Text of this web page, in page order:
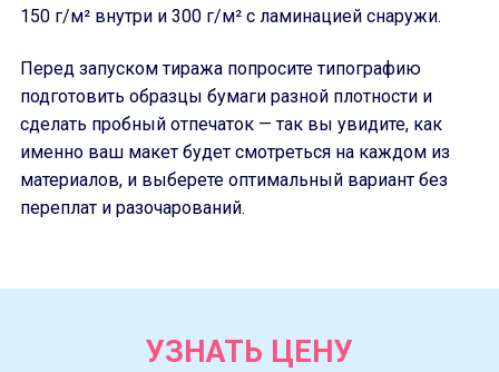
150 г/м² внутри и 300 г/м² с ламинацией снаружи.
Перед запуском тиража попросите типографию
подготовить образцы бумаги разной плотности и
сделать пробный отпечаток — так вы увидите, как
именно ваш макет будет смотреться на каждом из
материалов, и выберете оптимальный вариант без
переплат и разочарований.
УЗНАТЬ ЦЕНУ